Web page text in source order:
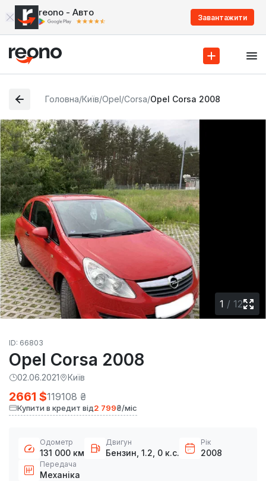
reono - Авто Завантажити
Головна/Київ/Opel/Corsa/Opel Corsa 2008
1 / 12
ID: 66803
Opel Corsa 2008
02.06.2021 Київ
2661 $119108 ₴
Купити в кредит від2 799₴/міс
Одометр
131 000 км
Двигун
Бензин, 1.2, 0 к.с.
Рік
2008
Передача
Механіка